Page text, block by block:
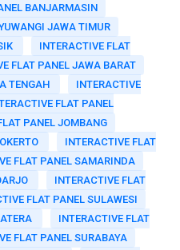
BANJARMASIN
JAWA TIMUR
INTERACTIVE FLAT
FLAT PANEL JAWA BARAT
TENGAH
INTERACTIVE
FLAT PANEL
PANEL JOMBANG
INTERACTIVE FLAT
FLAT PANEL SAMARINDA
INTERACTIVE FLAT
FLAT PANEL SULAWESI
INTERACTIVE FLAT
FLAT PANEL SURABAYA